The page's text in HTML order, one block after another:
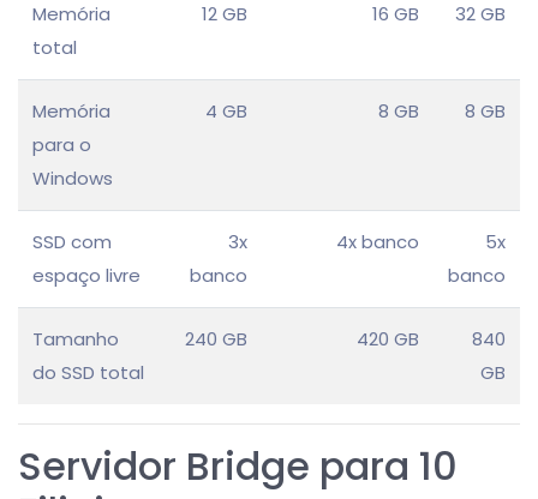
Memória
total
12 GB 16 GB 32 GB
Memória
para o
Windows
4 GB 8 GB 8 GB
SSD com
espaço livre
3x
banco
4x banco
5x
banco
Tamanho
do SSD total
240 GB 420 GB
840
GB
Servidor Bridge para 10